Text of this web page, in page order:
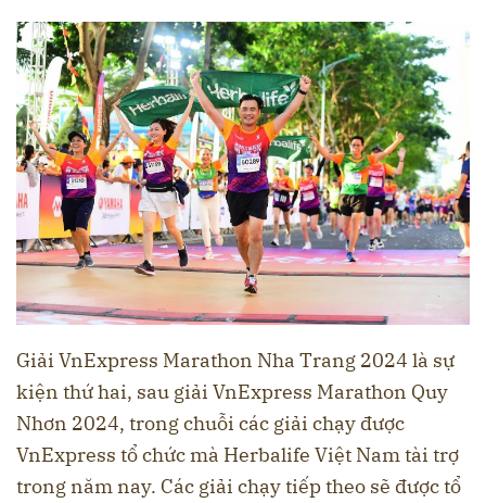
Giải VnExpress Marathon Nha Trang 2024 là sự
kiện thứ hai, sau giải VnExpress Marathon Quy
Nhơn 2024, trong chuỗi các giải chạy được
VnExpress tổ chức mà Herbalife Việt Nam tài trợ
trong năm nay. Các giải chạy tiếp theo sẽ được tổ